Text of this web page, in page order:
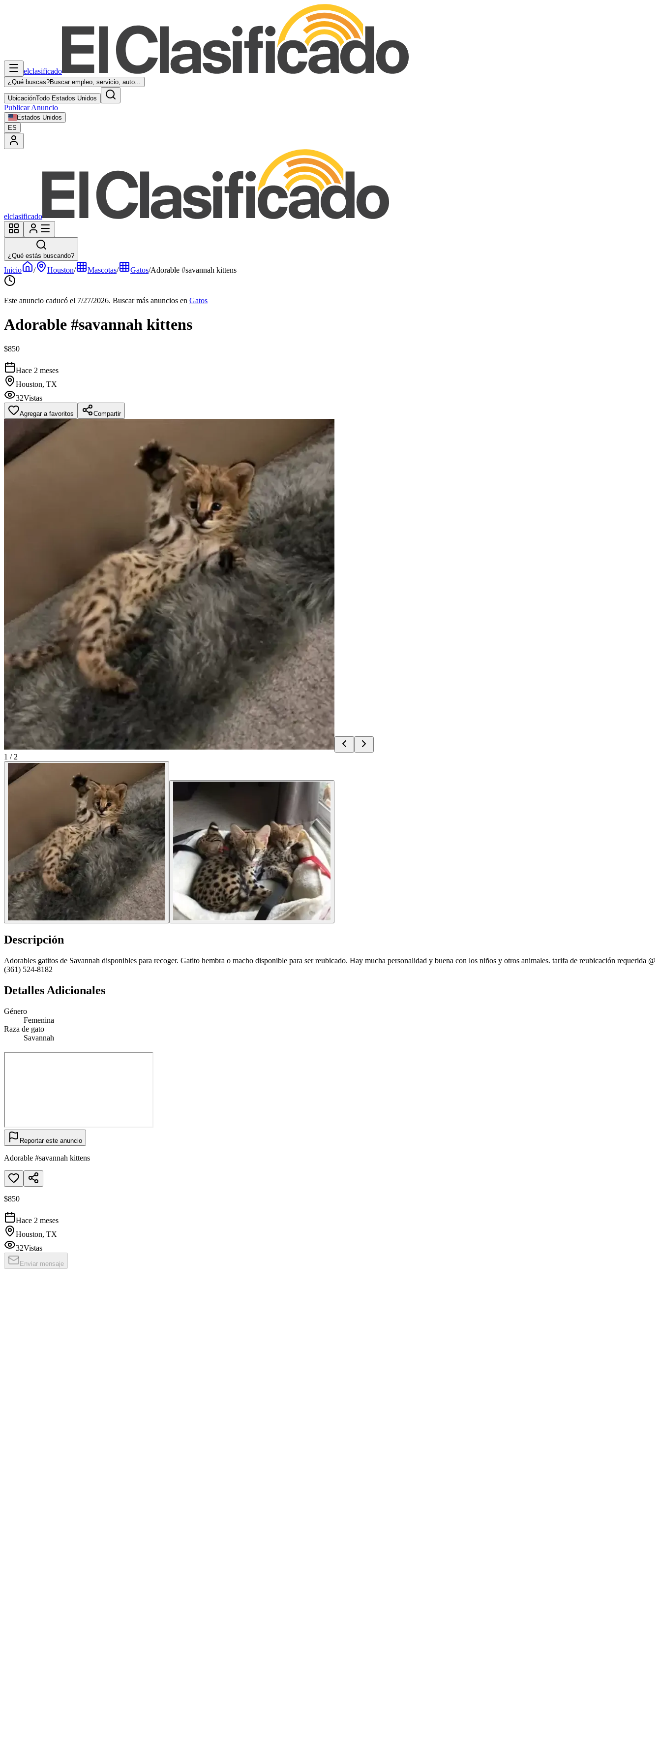
elclasificado
¿Qué buscas?Buscar empleo, servicio, auto...
UbicaciónTodo Estados Unidos
Publicar Anuncio
Estados Unidos
ES
elclasificado
¿Qué estás buscando?
Inicio / Houston/ Mascotas/ Gatos/Adorable #savannah kittens
Este anuncio caducó el 7/27/2026. Buscar más anuncios en Gatos
Adorable #savannah kittens
$850
Hace 2 meses
Houston, TX
32Vistas
Agregar a favoritos Compartir
1 / 2
Descripción
Adorables gatitos de Savannah disponibles para recoger. Gatito hembra o macho disponible para ser reubicado. Hay mucha personalidad y buena con los niños y otros animales. tarifa de reubicación requerida @
‪(361) 524-8182‬
Detalles Adicionales
Género
Femenina
Raza de gato
Savannah
Reportar este anuncio
Adorable #savannah kittens
$850
Hace 2 meses
Houston, TX
32Vistas
Enviar mensaje